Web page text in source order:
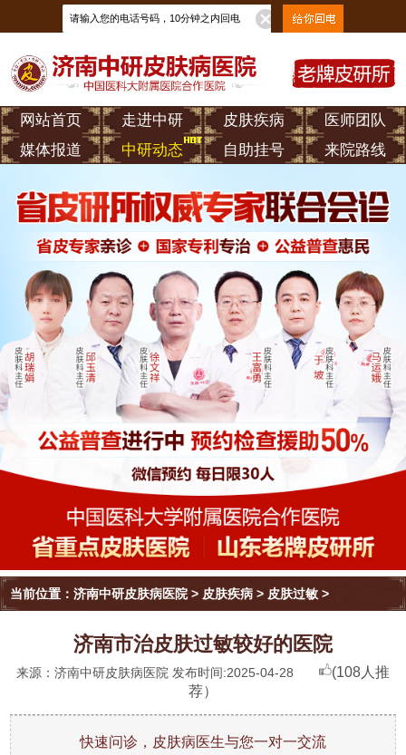
网站首页 走进中研 皮肤疾病
医师团队
媒体报道
中研动态 自助挂号 来院路线
当前位置：济南中研皮肤病医院 > 皮肤疾病 > 皮肤过敏 >
济南市治皮肤过敏较好的医院
来源：济南中研皮肤病医院 发布时间:2025-04-28
(108人推
荐）
快速问诊，皮肤病医生与您一对一交流